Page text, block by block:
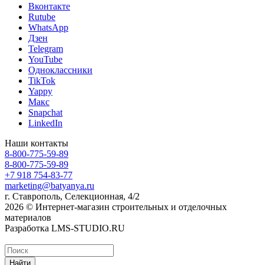
Вконтакте
Rutube
WhatsApp
Дзен
Telegram
YouTube
Одноклассники
TikTok
Yappy
Макс
Snapchat
LinkedIn
Наши контакты
8-800-775-59-89
8-800-775-59-89
+7 918 754-83-77
marketing@batyanya.ru
г. Ставрополь, Селекционная, 4/2
2026 © Интернет-магазин строительных и отделочных
материалов
Разработка LMS-STUDIO.RU
Найти